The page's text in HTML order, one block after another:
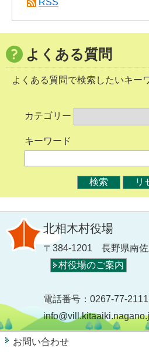
RSS
よくある質問
よくある質問で検索したいキー
カテゴリー
キーワード
北相木村役場
〒384-1201 長野県南
村役場のご案内
電話番号：0267-77-
お問い合わせ